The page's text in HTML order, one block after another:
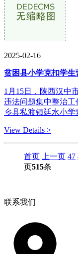
2025-02-16
贫困县小学克扣学生
1月15日，陕西汉中
违法问题集中整治
乡县私渡镇廷水小学
View Details >
首页 上一页 47
页515条
联系我们